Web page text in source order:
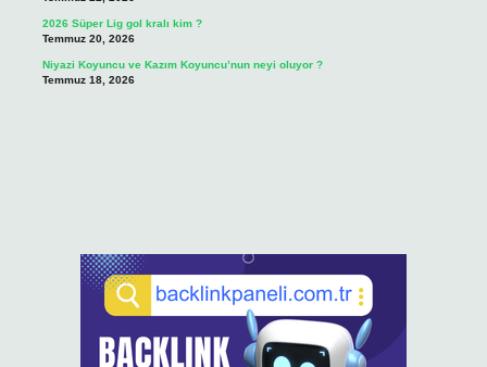
2026 Süper Lig gol kralı kim ?
Temmuz 20, 2026
Niyazi Koyuncu ve Kazım Koyuncu’nun neyi oluyor ?
Temmuz 18, 2026